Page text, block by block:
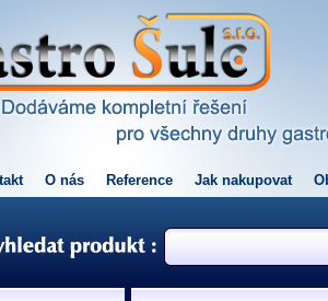
O nás Reference Jak nakupovat